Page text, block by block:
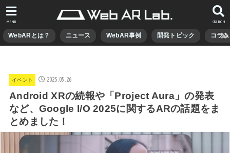
WebARとは？ ニュース WebAR事例 開発トピック コラム
SEARCH
MENU
イベント 2025.05.26
Android XRの続報や「Project Aura」の発表
など、Google I/O 2025に関するARの話題をま
とめました！